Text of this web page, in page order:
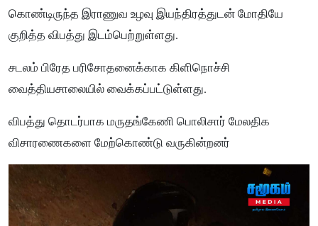
கொண்டிருந்த இராணுவ உழவு இயந்திரத்துடன் மோதியே
குறித்த விபத்து இடம்பெற்றுள்ளது.
சடலம் பிரேத பரிசோதனைக்காக கிளிநொச்சி
வைத்தியசாலையில் வைக்கப்பட்டுள்ளது.
விபத்து தொடர்பாக மருதங்கேணி பொலிசார் மேலதிக
விசாரணைகளை மேற்கொண்டு வருகின்றனர்